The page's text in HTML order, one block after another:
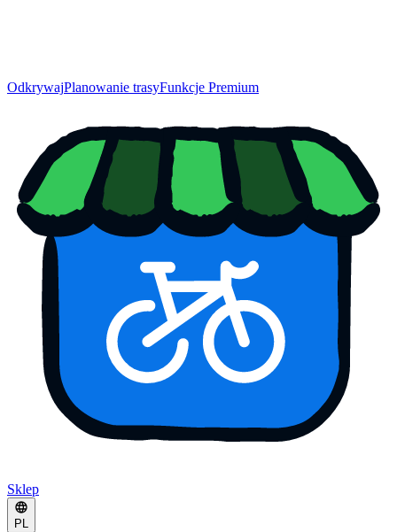
OdkrywajPlanowanie trasyFunkcje Premium
Sklep
PL